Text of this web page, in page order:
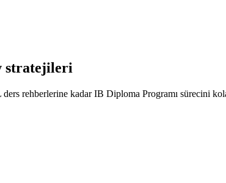
stratejileri
rehberlerine kadar IB Diploma Programı sürecini